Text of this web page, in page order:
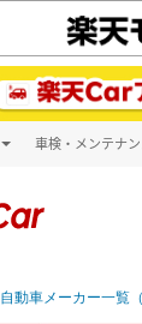
車検・メンテナ
自動車メーカー一覧